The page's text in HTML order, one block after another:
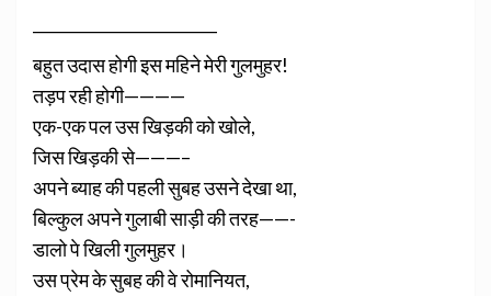
बहुत उदास होगी इस महिने मेरी गुलमुहर!
तड़प रही होगी————
एक-एक पल उस खिड़की को खोले,
जिस खिड़की से———–
अपने ब्याह की पहली सुबह उसने देखा था,
बिल्कुल अपने गुलाबी साड़ी की तरह——-
डालो पे खिली गुलमुहर।
उस प्रेम के सुबह की वे रोमानियत,